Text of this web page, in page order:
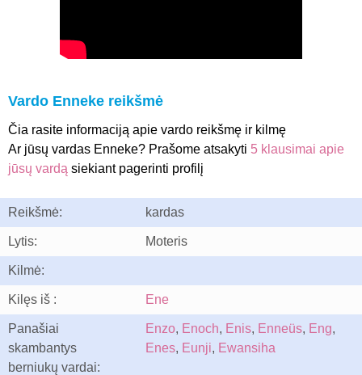
Vardo Enneke reikšmė
Čia rasite informaciją apie vardo reikšmę ir kilmę
Ar jūsų vardas Enneke? Prašome atsakyti 5 klausimai apie
jūsų vardą siekiant pagerinti profilį
Reikšmė: kardas
Lytis: Moteris
Kilmė:
Kilęs iš : Ene
Panašiai
skambantys
berniukų vardai:
Enzo, Enoch, Enis, Enneüs, Eng,
Enes, Eunji, Ewansiha